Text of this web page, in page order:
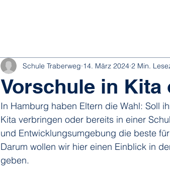
Vorschule in Kita
Schule Traberweg 14. März 2024 2 Min.
In Hamburg haben Eltern die Wahl: Soll
Kita verbringen oder bereits in einer
und Entwicklungsumgebung die beste
Darum wollen wir hier einen Einblick in
geben.